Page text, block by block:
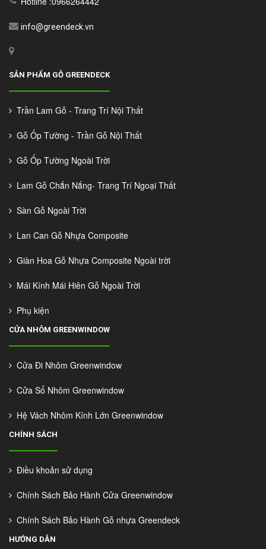
info@greendeck.vn
SẢN PHẨM GỖ GREENDECK
Trần Lam Gỗ - Trang Trí Nội Thất
Gỗ Ốp Tường - Trần Gỗ Nội Thất
Gỗ Ốp Tường Ngoài Trời
Lam Gỗ Chắn Nắng- Trang Trí Ngoại Thất
Sàn Gỗ Ngoài Trời
Lan Can Gỗ Nhựa Composite
Giàn Hoa Gỗ Nhựa Composite Ngoài trời
Mái Kính Mái Hiên Gỗ Ngoài Trời
Phụ kiện
CỬA NHÔM GREENWINDOW
Cửa Đi Nhôm Greenwindow
Cửa Sổ Nhôm Greenwindow
Hệ Vách Nhôm Kính Lớn Greenwindow
CHÍNH SÁCH
Điều khoản sử dụng
Chính Sách Bảo Hành Cửa Greenwindow
Chính Sách Bảo Hành Gỗ nhựa Greendeck
HƯỚNG DẪN